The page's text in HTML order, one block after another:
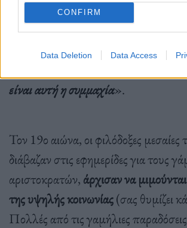
CONFIRM
Data Deletion Data Access
επέκταση της οικονομικής και
δύναμης. Οι γάμοι ήταν «ένας
τη δύναμή τους, να επιδείξουν τις
είναι αυτή η συμμαχία».
Τον 19ο αιώνα, οι φιλόδοξες μεσαίες
διάβαζαν στις εφημερίδες για τους
αριστοκρατών, άρχισαν να
της υψηλής κοινωνίας(σας θυμίζει
Πολλές από τις γαμήλιες